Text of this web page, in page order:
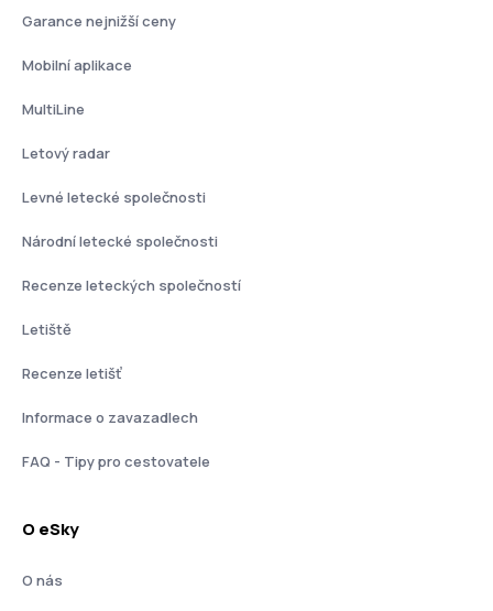
Garance nejnižší ceny
Mobilní aplikace
MultiLine
Letový radar
Levné letecké společnosti
Národní letecké společnosti
Recenze leteckých společností
Letiště
Recenze letišť
Informace o zavazadlech
FAQ - Tipy pro cestovatele
O eSky
O nás